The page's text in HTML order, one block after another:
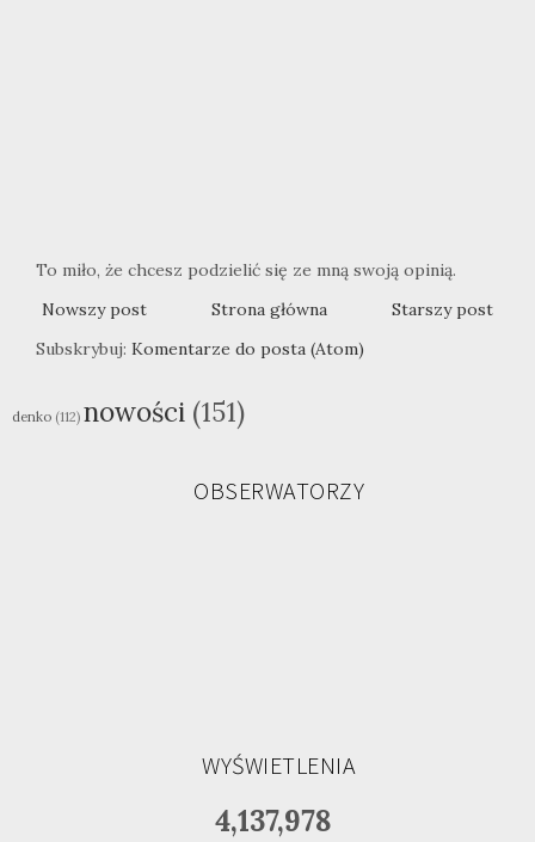
To miło, że chcesz podzielić się ze mną swoją opinią.
Nowszy post
Starszy post
Strona główna
Subskrybuj: Komentarze do posta (Atom)
denko (112) nowości (151)
OBSERWATORZY
WYŚWIETLENIA
4,137,978